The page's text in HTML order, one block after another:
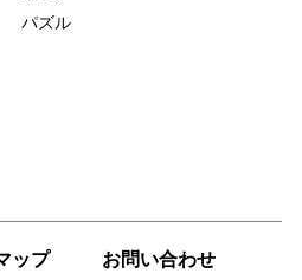
パズル
ップ お問い合わせ